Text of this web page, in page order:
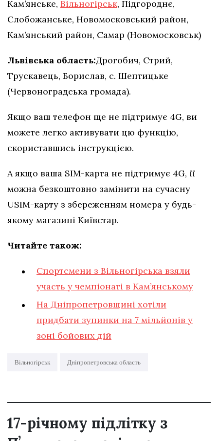
Кам’янське, Вільногірськ, Підгороднє,
Слобожанське, Новомосковський район,
Кам’янський район, Самар (Новомосковськ)
Львівська область:Дрогобич, Стрий,
Трускавець, Борислав, с. Шептицьке
(Червоноградська громада).
Якщо ваш телефон ще не підтримує 4G, ви
можете легко активувати цю функцію,
скориставшись інструкцією.
А якщо ваша SIM-карта не підтримує 4G, її
можна безкоштовно замінити на сучасну
USIM-карту з збереженням номера у будь-
якому магазині Київстар.
Читайте також:
Спортсмени з Вільногірська взяли
участь у чемпіонаті в Кам’янському
На Дніпропетровщині хотіли
придбати зупинки на 7 мільйонів у
зоні бойових дій
Вільногірськ Дніпропетровська область
17-річному підлітку з